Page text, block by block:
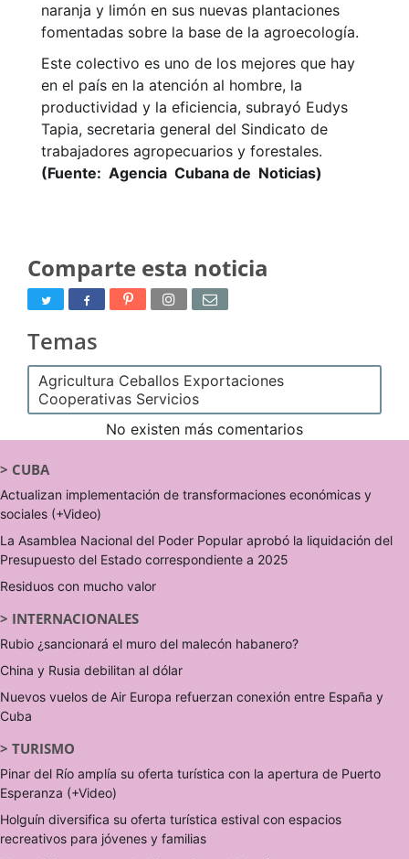
naranja y limón en sus nuevas plantaciones
fomentadas sobre la base de la agroecología.
Este colectivo es uno de los mejores que hay
en el país en la atención al hombre, la
productividad y la eficiencia, subrayó Eudys
Tapia, secretaria general del Sindicato de
trabajadores agropecuarios y forestales.
(Fuente: Agencia Cubana de Noticias)
Comparte esta noticia
Temas
Agricultura Ceballos Exportaciones
Cooperativas Servicios
No existen más comentarios
> CUBA
Actualizan implementación de transformaciones económicas y
sociales (+Video)
La Asamblea Nacional del Poder Popular aprobó la liquidación del
Presupuesto del Estado correspondiente a 2025
Residuos con mucho valor
> INTERNACIONALES
Rubio ¿sancionará el muro del malecón habanero?
China y Rusia debilitan al dólar
Nuevos vuelos de Air Europa refuerzan conexión entre España y
Cuba
> TURISMO
Pinar del Río amplía su oferta turística con la apertura de Puerto
Esperanza (+Video)
Holguín diversifica su oferta turística estival con espacios
recreativos para jóvenes y familias